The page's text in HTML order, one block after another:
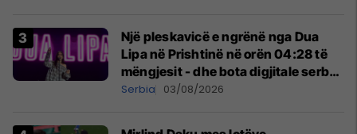
Një pleskavicë e ngrënë nga Dua
Lipa në Prishtinë në orën 04:28 të
mëngjesit - dhe bota digjitale serbe
shpall gjendjen e luftës
Serbia 03/08/2026